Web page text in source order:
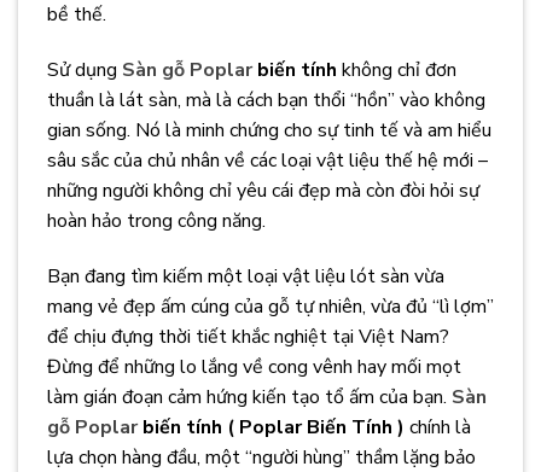
bề thế.
Sử dụng Sàn gỗ Poplarbiến tính không chỉ đơn
thuần là lát sàn, mà là cách bạn thổi “hồn” vào không
gian sống. Nó là minh chứng cho sự tinh tế và am hiểu
sâu sắc của chủ nhân về các loại vật liệu thế hệ mới –
những người không chỉ yêu cái đẹp mà còn đòi hỏi sự
hoàn hảo trong công năng.
Bạn đang tìm kiếm một loại vật liệu lót sàn vừa
mang vẻ đẹp ấm cúng của gỗ tự nhiên, vừa đủ “lì lợm”
để chịu đựng thời tiết khắc nghiệt tại Việt Nam?
Đừng để những lo lắng về cong vênh hay mối mọt
làm gián đoạn cảm hứng kiến tạo tổ ấm của bạn. Sàn
gỗ Poplarbiến tính ( Poplar Biến Tính ) chính là
lựa chọn hàng đầu, một “người hùng” thầm lặng bảo